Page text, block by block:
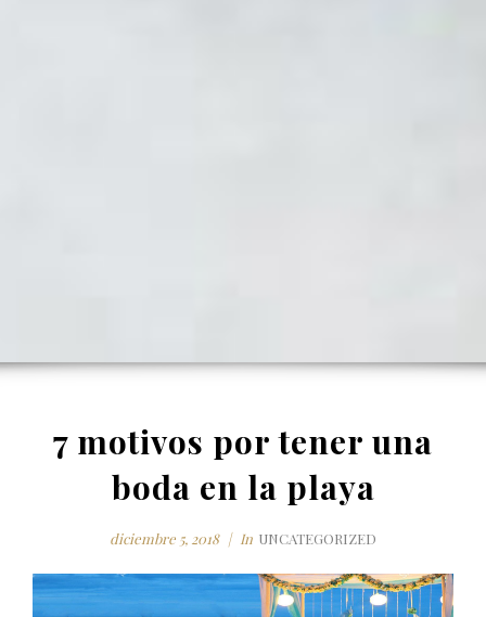
7 motivos por tener una
boda en la playa
diciembre 5, 2018 In UNCATEGORIZED